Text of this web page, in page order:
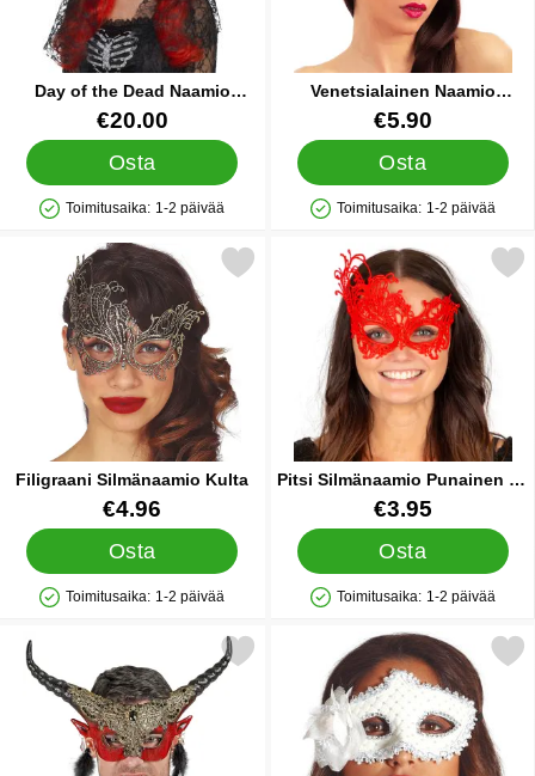
Day of the Dead Naamio
Mustalla Hunnulla
Tuote.nro 13392
€20.00
Osta
Saatavuus: Varastossa
Toimitusaika: 1-2 päivää
Venetsialainen Naamio
Paljeteilla Pinkki
Tuote.nro 39966
€5.90
Osta
Saatavuus: Varastossa
Toimitusaika: 1-2 päivää
Filigraani Silmänaamio Kulta
Tuote.nro 84750
€4.96
Osta
Saatavuus: Varastossa
Toimitusaika: 1-2 päivää
Merkitse filigraani Silmänaamio Kulta suosikiksi
Pitsi Silmänaamio Punainen 22
cm
Tuote.nro 85151
€3.95
Osta
Saatavuus: Varastossa
Toimitusaika: 1-2 päivää
Merkitse pitsi Silmänaamio
Merkitse paholainen Silmänaamio suosikiksi
Merkitse puolinaamari Kukalla &